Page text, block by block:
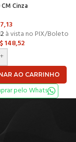
Cinza
à vista no PIX/Boleto
148,52
+
AO CARRINHO
pelo Whats